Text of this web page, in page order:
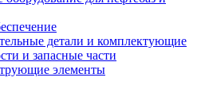
детали и комплектующие
и запасные части
элементы